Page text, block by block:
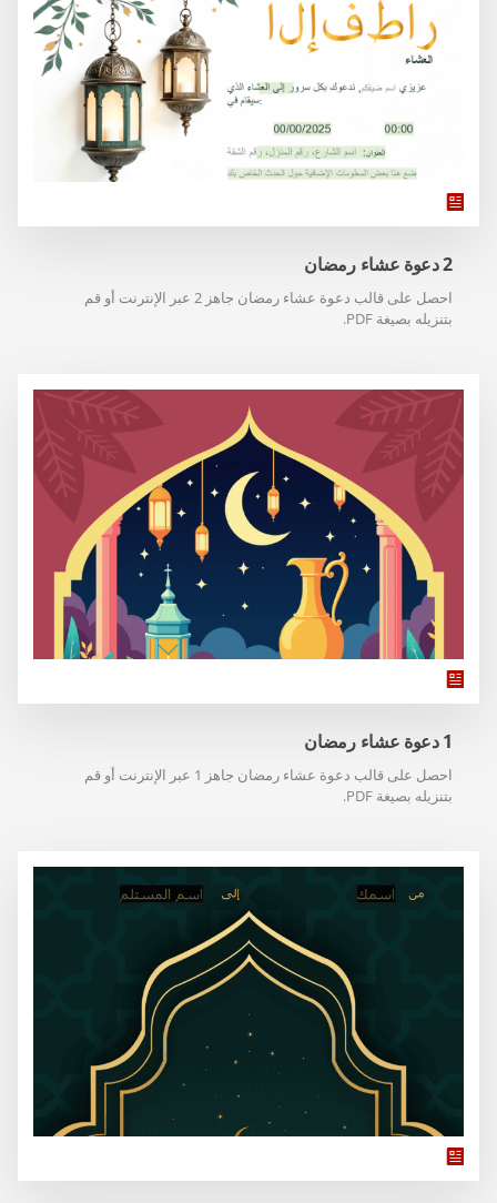
2 دعوة عشاء رمضان
احصل على قالب دعوة عشاء رمضان جاهز 2 عبر الإنترنت أو قم
بتنزيله بصيغة PDF.
1 دعوة عشاء رمضان
احصل على قالب دعوة عشاء رمضان جاهز 1 عبر الإنترنت أو قم
بتنزيله بصيغة PDF.